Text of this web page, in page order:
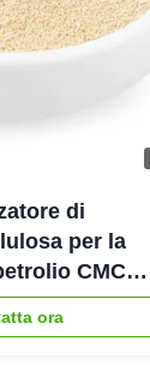
di
per la
CMC
ora